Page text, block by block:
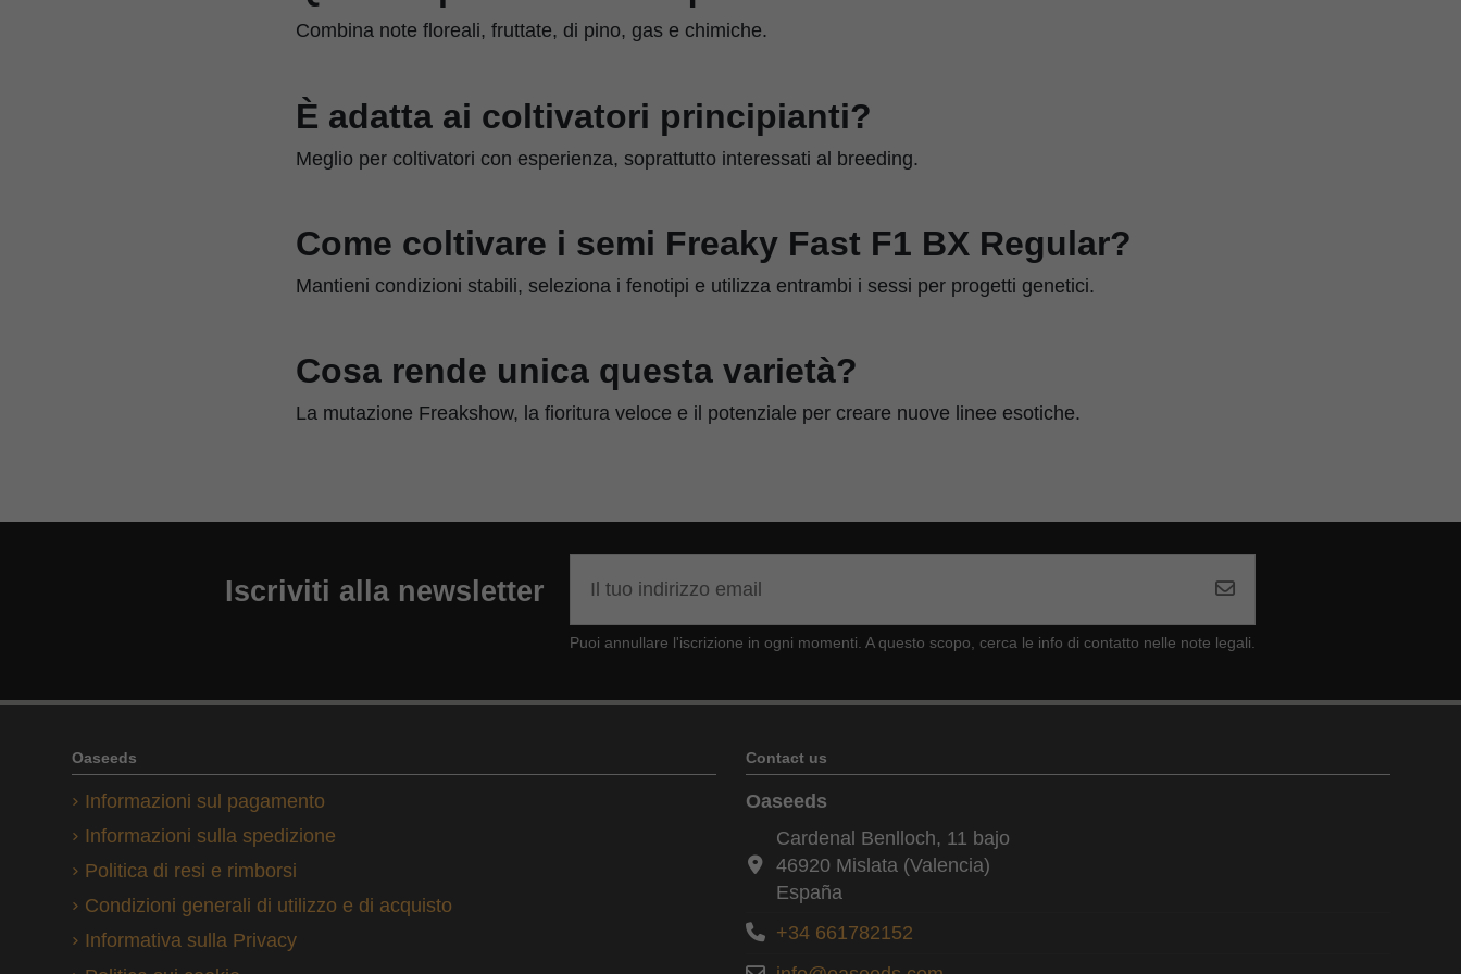
Combina note floreali, fruttate, di pino, gas e chimiche.
È adatta ai coltivatori principianti?
Meglio per coltivatori con esperienza, soprattutto interessati al breeding.
Come coltivare i semi Freaky Fast F1 BX Regular?
Mantieni condizioni stabili, seleziona i fenotipi e utilizza entrambi i sessi per progetti genetici.
Cosa rende unica questa varietà?
La mutazione Freakshow, la fioritura veloce e il potenziale per creare nuove linee esotiche.
Iscriviti alla newsletter
Puoi annullare l'iscrizione in ogni momenti. A questo scopo, cerca le info di contatto nelle note legali.
Oaseeds
Informazioni sul pagamento
Informazioni sulla spedizione
Politica di resi e rimborsi
Condizioni generali di utilizzo e di acquisto
Informativa sulla Privacy
Contact us
Oaseeds
Cardenal Benlloch, 11 bajo
46920 Mislata (Valencia)
España
+34 661782152